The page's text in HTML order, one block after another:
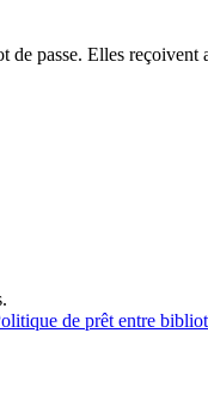
passe. Elles reçoivent
de prêt entre